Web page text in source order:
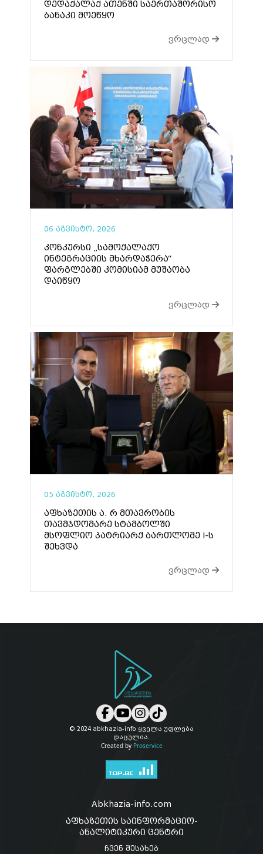
დედაქალაქ ათენში საერთაშორისო
ბანაკი მოეწყო
ვრცლად
06 აგვისტო, 2026
კონკურსი „სამოქალაქო
ინტეგრაციის მხარდაჭერა“
ფარგლებში კომისიამ მუშაობა
დაიწყო
ვრცლად
05 აგვისტო, 2026
აფხაზეთის ა. რ მთავრობის
თავმჯდომარე სტამბოლში
მსოფლიო პატრიარქ ბართლომე I-ს
შეხვდა
ვრცლად
© 2024 abkhazia-info ყველა უფლება
დაცულია.
Created by Proservice
Abkhazia-info.com
აფხაზეთის საინფორმაციო-
ანალიტიკური ცენტრი
ჩვენ შესახებ